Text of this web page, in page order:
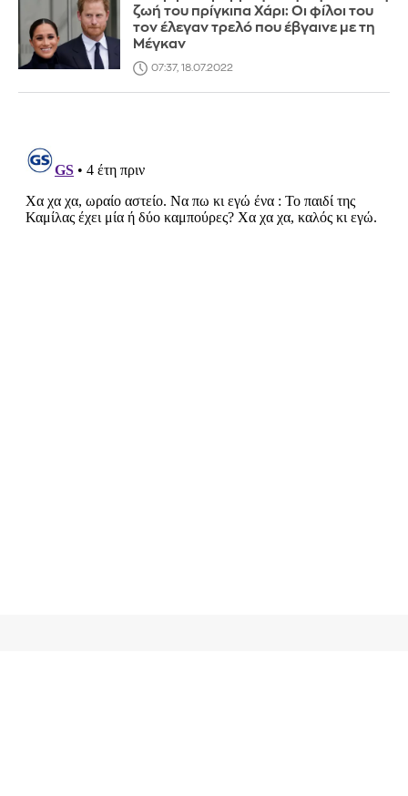
ζωή του πρίγκιπα Χάρι: Οι φίλοι του
τον έλεγαν τρελό που έβγαινε με τη
Μέγκαν
07:37, 18.07.2022